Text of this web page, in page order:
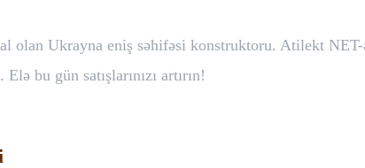
olan Ukrayna eniş səhifəsi konstruktoru. Atilekt
bu gün satışlarınızı artırın!